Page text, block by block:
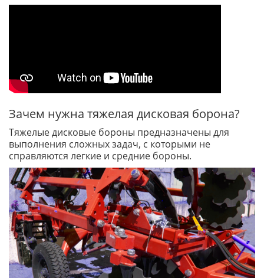
Зачем нужна тяжелая дисковая борона?
Тяжелые дисковые бороны предназначены для
выполнения сложных задач, с которыми не
справляются легкие и средние бороны.